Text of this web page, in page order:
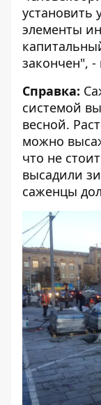
установить
элементы
закончен", -
Справка:
системой
весной.
можно
что не
высадили
саженцы